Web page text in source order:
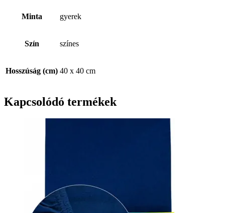
Minta gyerek
Szín színes
Hosszúság (cm) 40 x 40 cm
Kapcsolódó termékek